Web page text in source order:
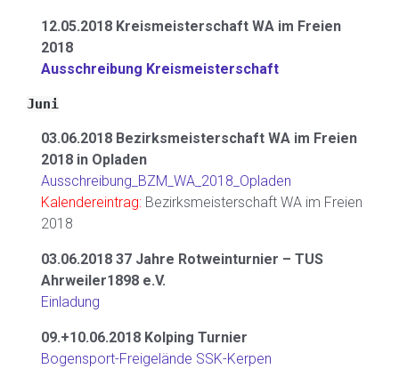
12.05.2018 Kreismeisterschaft WA im Freien
2018
Ausschreibung Kreismeisterschaft
Juni
03.06.2018 Bezirksmeisterschaft WA im Freien
2018 in Opladen
Ausschreibung_BZM_WA_2018_Opladen
Kalendereintrag: Bezirksmeisterschaft WA im Freien
2018
03.06.2018 37 Jahre Rotweinturnier – TUS
Ahrweiler1898 e.V.
Einladung
09.+10.06.2018 Kolping Turnier
Bogensport-Freigelände SSK-Kerpen